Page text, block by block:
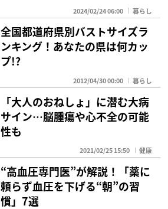
2024/02/24 06:00 暮らし
全国都道府県別バストサイズラ
ンキング！あなたの県は何カッ
プ!?
2012/04/30 00:00 暮らし
「大人のおねしょ」に潜む大病
サイン…脳腫瘍や心不全の可能
性も
2021/02/25 15:50 健康
“高血圧専門医”が解説！「薬に
頼らず血圧を下げる“朝”の習
慣」7選